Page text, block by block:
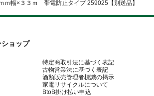
ｍ幅×３３ｍ 帯電防止タイプ 259025【別送品】
ョップ
特定商取引法に基づく表記
古物営業法に基づく表記
酒類販売管理者標識の掲示
家電リサイクルについて
BtoB掛け払い申込